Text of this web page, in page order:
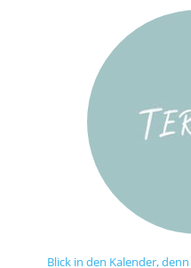
Blick in den Kalender,